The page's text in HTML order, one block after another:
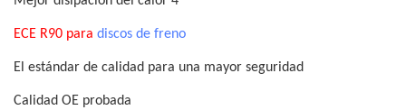
ECE R90 para discos de freno
El estándar de calidad para una mayor seguridad
Calidad OE probada